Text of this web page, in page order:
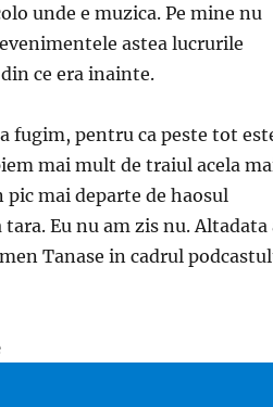
unde e muzica. Pe mine nu
astea lucrurile
ce era inainte.
fugim, pentru ca peste tot
mai mult de traiul acela
mai departe de haosul
Eu nu am zis nu. Altadata
Tanase in cadrul